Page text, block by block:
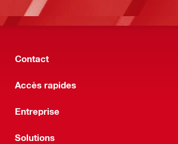
Contact
Accès rapides
Entreprise
Solutions